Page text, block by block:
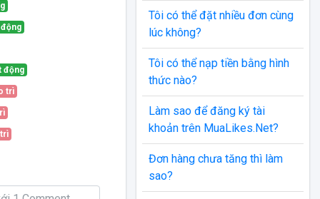
động
trì
Tôi có thể đặt nhiều đơn cùng
lúc không?
Tôi có thể nạp tiền bằng hình
thức nào?
Làm sao để đăng ký tài
khoản trên MuaLikes.Net?
Đơn hàng chưa tăng thì làm
sao?